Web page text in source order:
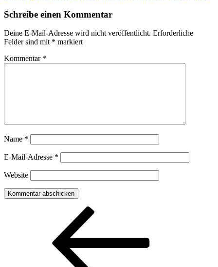
Schreibe einen Kommentar
Deine E-Mail-Adresse wird nicht veröffentlicht. Erforderliche
Felder sind mit * markiert
Kommentar *
Name *
E-Mail-Adresse *
Website
Beitragsnavigation